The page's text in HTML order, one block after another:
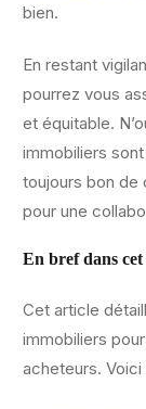
bien.
En restant
pourrez vous
et équitable.
immobiliers
toujours bon de
pour une
En bref dans
Cet article
immobiliers
acheteurs.